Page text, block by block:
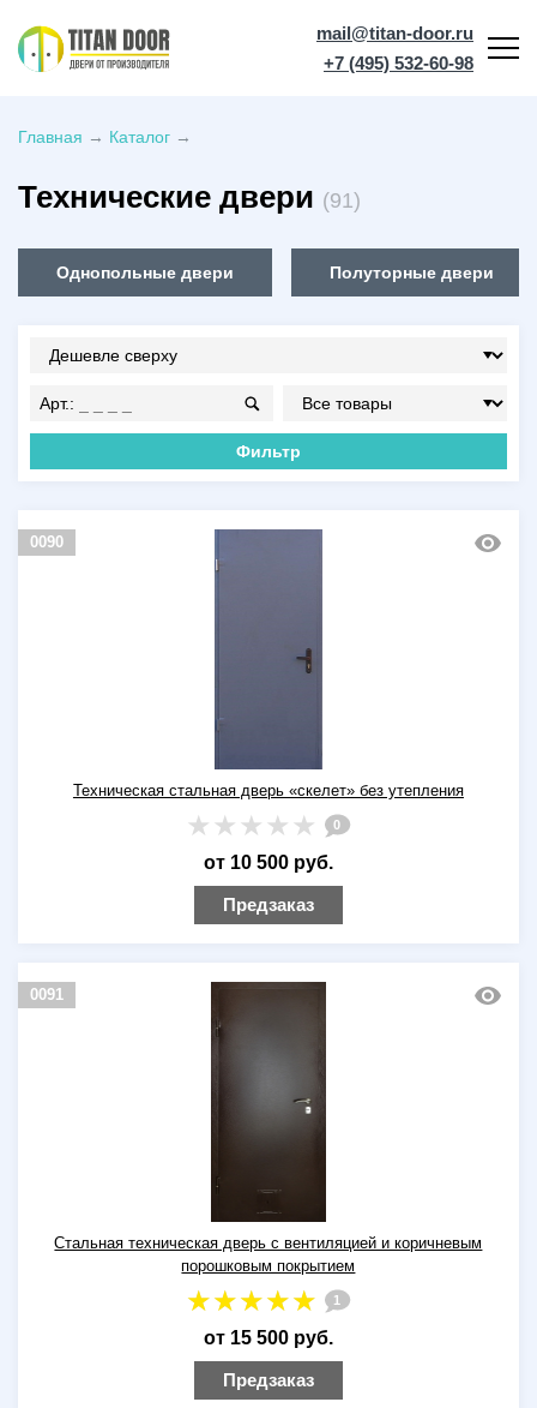
mail@titan-door.ru
+7 (495) 532-60-98
Главная → Каталог →
Технические двери (91)
Однопольные двери Полуторные двери
Арт.:
Фильтр
0090
Техническая стальная дверь «скелет» без утепления
0
от 10 500 руб.
Предзаказ
0091
Стальная техническая дверь с вентиляцией и коричневым
порошковым покрытием
1
от 15 500 руб.
Предзаказ